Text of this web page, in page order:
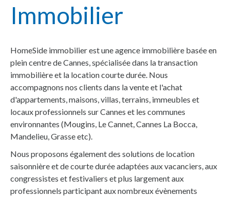
Immobilier
HomeSide immobilier est une agence immobilière basée en
plein centre de Cannes, spécialisée dans la transaction
immobilière et la location courte durée. Nous
accompagnons nos clients dans la vente et l'achat
d'appartements, maisons, villas, terrains, immeubles et
locaux professionnels sur Cannes et les communes
environnantes (Mougins, Le Cannet, Cannes La Bocca,
Mandelieu, Grasse etc).
Nous proposons également des solutions de location
saisonnière et de courte durée adaptées aux vacanciers, aux
congressistes et festivaliers et plus largement aux
professionnels participant aux nombreux évènements